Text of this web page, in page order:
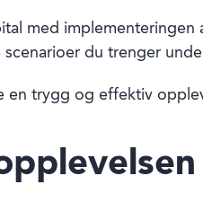
med
du trenger
trygg og effektiv